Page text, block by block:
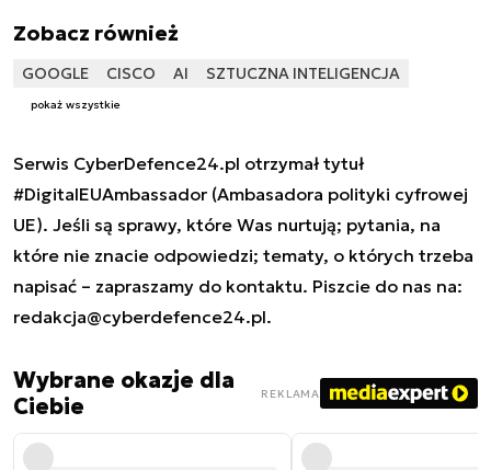
Zobacz również
GOOGLE CISCO AI SZTUCZNA INTELIGENCJA
pokaż wszystkie
Serwis CyberDefence24.pl otrzymał tytuł
#DigitalEUAmbassador (Ambasadora polityki cyfrowej
UE). Jeśli są sprawy, które Was nurtują; pytania, na
które nie znacie odpowiedzi; tematy, o których trzeba
napisać – zapraszamy do kontaktu. Piszcie do nas na:
redakcja@cyberdefence24.pl.
Wybrane okazje dla
Ciebie
REKLAMA